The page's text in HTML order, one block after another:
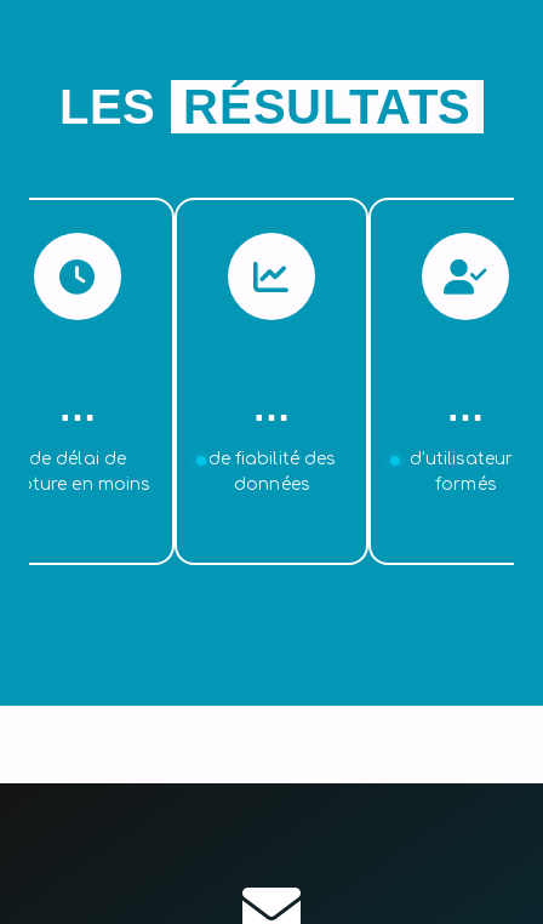
LES RÉSULTATS
…
de délai de
clôture en moins
…
de fiabilité des
données
…
d’utilisateurs
formés